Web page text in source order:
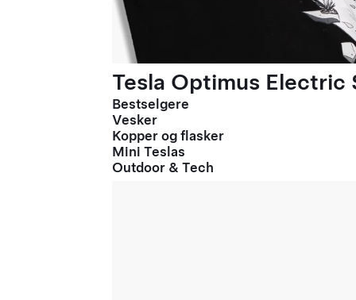
Tesla Optimus
Bestselgere
Vesker
Kopper og flasker
Mini Teslas
Outdoor & Tech